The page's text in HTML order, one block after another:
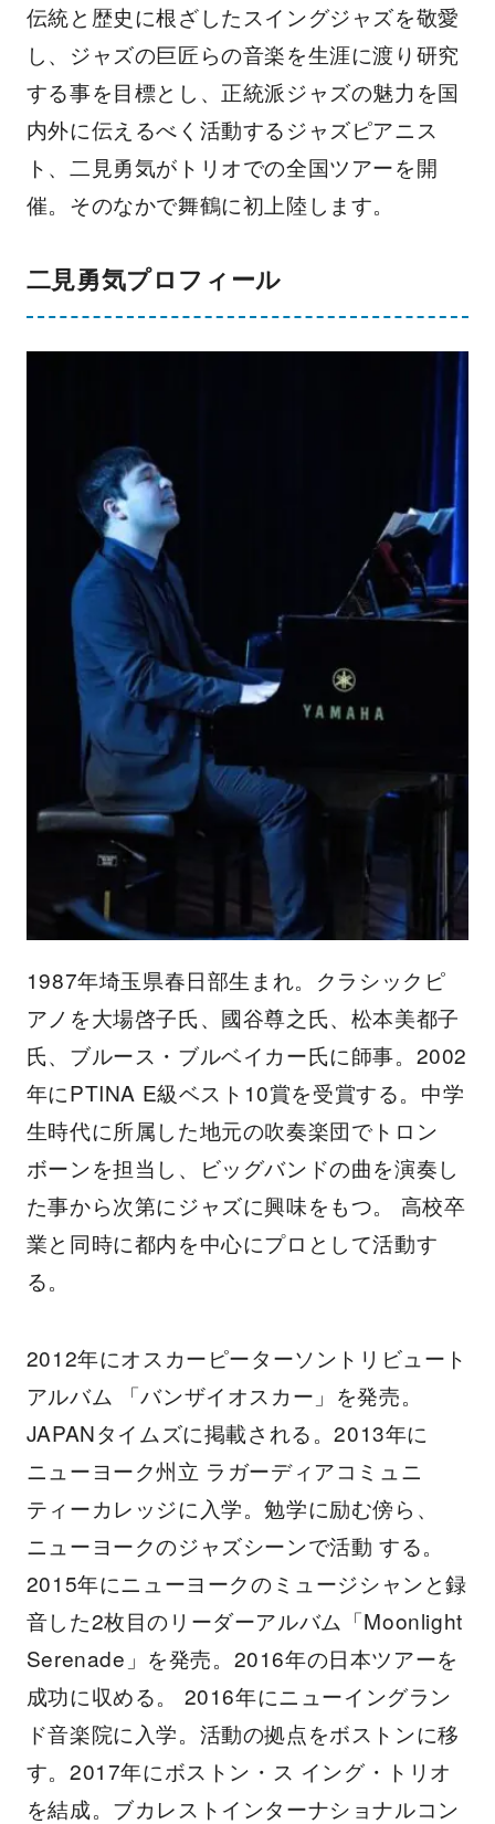
伝統と歴史に根ざしたスイングジャズを敬愛
し、ジャズの巨匠らの音楽を生涯に渡り研究
する事を目標とし、正統派ジャズの魅力を国
内外に伝えるべく活動するジャズピアニス
ト、二見勇気がトリオでの全国ツアーを開
催。そのなかで舞鶴に初上陸します。
二見勇気プロフィール
1987年埼玉県春日部生まれ。クラシックピ
アノを大場啓子氏、國谷尊之氏、松本美都子
氏、ブルース・ブルベイカー氏に師事。2002
年にPTINA E級ベスト10賞を受賞する。中学
生時代に所属した地元の吹奏楽団でトロン
ボーンを担当し、ビッグバンドの曲を演奏し
た事から次第にジャズに興味をもつ。 高校卒
業と同時に都内を中心にプロとして活動す
る。
2012年にオスカーピーターソントリビュート
アルバム 「バンザイオスカー」を発売。
JAPANタイムズに掲載される。2013年に
ニューヨーク州立 ラガーディアコミュニ
ティーカレッジに入学。勉学に励む傍ら、
ニューヨークのジャズシーンで活動 する。
2015年にニューヨークのミュージシャンと録
音した2枚目のリーダーアルバム「Moonlight
Serenade」を発売。2016年の日本ツアーを
成功に収める。 2016年にニューイングラン
ド音楽院に入学。活動の拠点をボストンに移
す。2017年にボストン・ス イング・トリオ
を結成。ブカレストインターナショナルコン